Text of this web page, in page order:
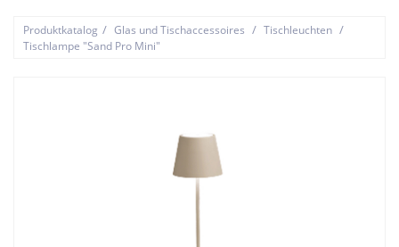
Produktkatalog / Glas und Tischaccessoires / Tischleuchten /
Tischlampe "Sand Pro Mini"